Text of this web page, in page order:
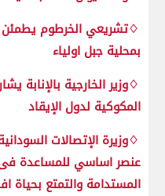
♢تشريعي الخرطوم
بمحلية جبل اولياء
♢وزير الخارجية بالإنابة
المكوكية لدول الإيقاد
♢وزيرة الإتصالات
عنصر اساسي للمساعدة فى
المستدامة والتمتع بحياة